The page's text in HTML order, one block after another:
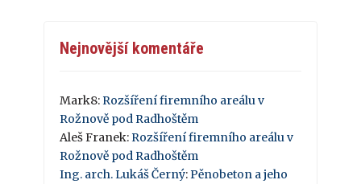
Nejnovější komentáře
Mark8: Rozšíření firemního areálu v
Rožnově pod Radhoštěm
Aleš Franek: Rozšíření firemního areálu v
Rožnově pod Radhoštěm
Ing. arch. Lukáš Černý: Pěnobeton a jeho